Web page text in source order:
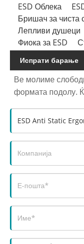
ESD Облека
Бришач за чиста
Лепливи душеци
Фиока за ESD
Испрати барање
Ве молиме
формата подолу.